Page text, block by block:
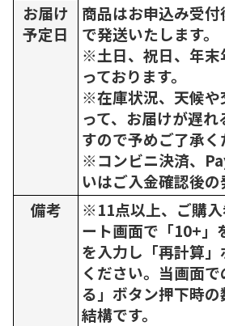
お届け
予定日
商品はお申込み受
で発送いたします。
※土日、祝日、年末
っております。
※在庫状況、天候や
って、お届けが遅
すので予めご了承く
※コンビニ決済、
いはご入金確認後の
備考
※11点以上、ご購
ート画面で「10+」
を入力し「再計算
ください。当画面
る」ボタン押下時
結構です。